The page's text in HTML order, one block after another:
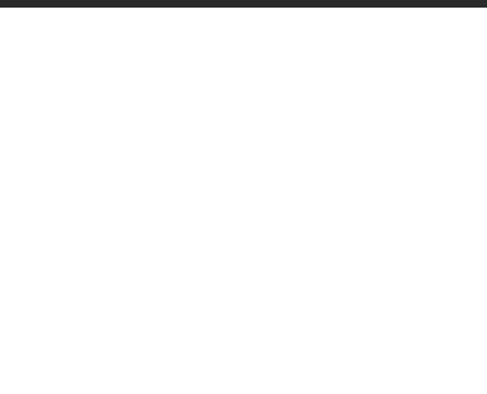
このコンテンツは掲載が終了しました | LINE占い